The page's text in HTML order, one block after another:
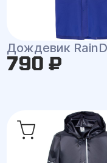
Дождевик
790 ₽